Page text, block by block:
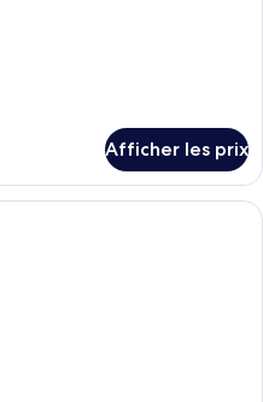
Afficher les prix
Coffre-fort, rideaux